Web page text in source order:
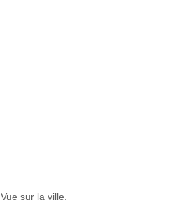
Vue sur la ville.